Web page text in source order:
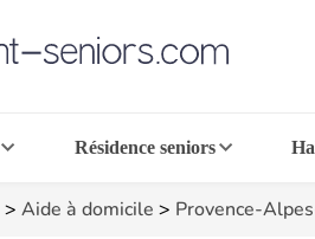
Résidence seniors
> Aide à domicile > Provence-